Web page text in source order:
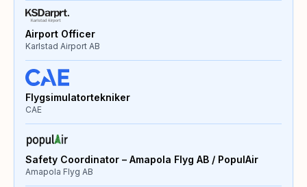
Airport Officer
Karlstad Airport AB
Flygsimulatortekniker
CAE
Safety Coordinator – Amapola Flyg AB / PopulAir
Amapola Flyg AB